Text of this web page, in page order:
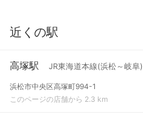
近くの駅
高塚駅 JR東海道本線(浜松～岐阜)
浜松市中央区高塚町994-1
このページの店舗から 2.3 km